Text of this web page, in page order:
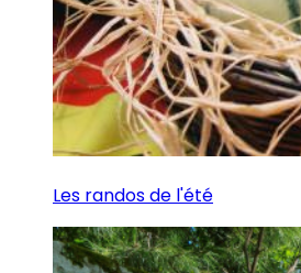
Les randos de l'été